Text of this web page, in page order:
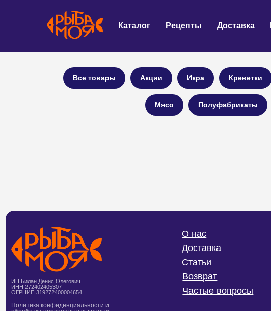
Каталог Рецепты Доставка
Все товары Акции Икра Креветки
Мясо Полуфабрикаты
О нас
Статьи
Возврат
Частые вопросы
Политика конфиденциальности и
обработки персональных данных
ИП Билан Денис Олегович
ИНН 272402405307
ОГРНИП 319272400004654